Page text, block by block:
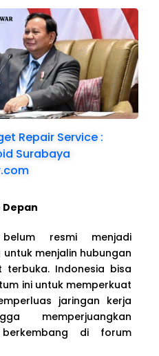
Repair Service :
Surabaya
resmi menjadi
untuk menjalin hubungan
Indonesia bisa
ini untuk memperkuat
jaringan kerja
memperjuangkan
di forum